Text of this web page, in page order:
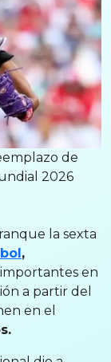
de
2026
la sexta
,
en
a partir del
en el